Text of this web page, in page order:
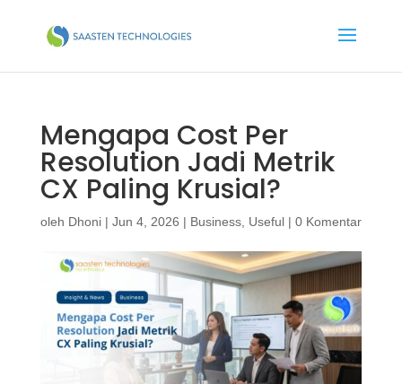
Mengapa Cost Per
Resolution Jadi Metrik
CX Paling Krusial?
oleh Dhoni| Jun 4, 2026 | Business, Useful| 0 Komentar